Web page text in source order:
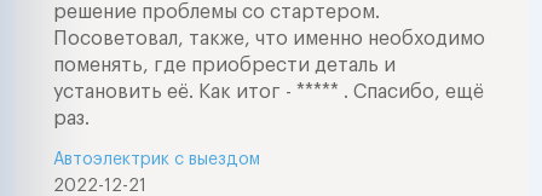
решение проблемы со стартером.
Посоветовал, также, что именно необходимо
поменять, где приобрести деталь и
установить её. Как итог - ***** . Спасибо, ещё
раз.
2022-12-21
Автоэлектрик с выездом